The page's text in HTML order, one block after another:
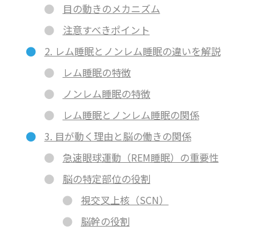
目の動きのメカニズム
注意すべきポイント
2. レム睡眠とノンレム睡眠の違いを解説
レム睡眠の特徴
ノンレム睡眠の特徴
レム睡眠とノンレム睡眠の関係
3. 目が動く理由と脳の働きの関係
急速眼球運動（REM睡眠）の重要性
脳の特定部位の役割
視交叉上核（SCN）
脳幹の役割